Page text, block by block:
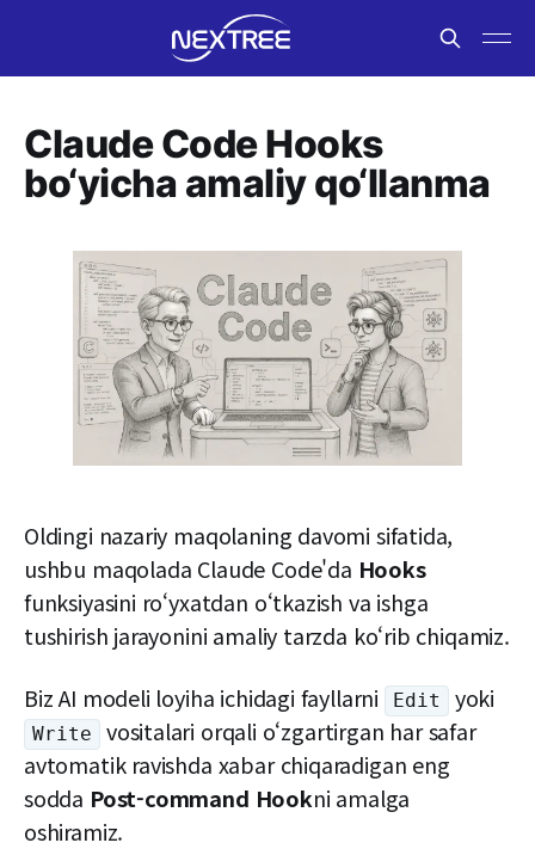
Claude Code Hooks
bo‘yicha amaliy qo‘llanma
Oldingi nazariy maqolaning davomi sifatida,
ushbu maqolada Claude Code'da Hooks
funksiyasini roʻyxatdan oʻtkazish va ishga
tushirish jarayonini amaliy tarzda koʻrib chiqamiz.
Biz AI modeli loyiha ichidagi fayllarni
Edit yoki
Write
vositalari orqali oʻzgartirgan har safar
avtomatik ravishda xabar chiqaradigan eng
sodda Post-command Hookni amalga
oshiramiz.